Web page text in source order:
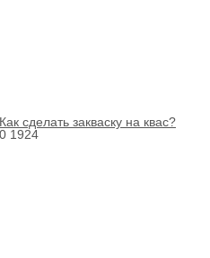
Как сделать закваску на квас?
0 1924